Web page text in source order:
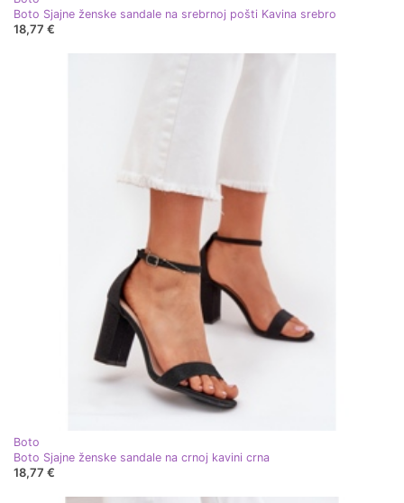
Boto Sjajne ženske sandale na srebrnoj pošti Kavina srebro
18,77 €
Boto
Boto Sjajne ženske sandale na crnoj kavini crna
18,77 €